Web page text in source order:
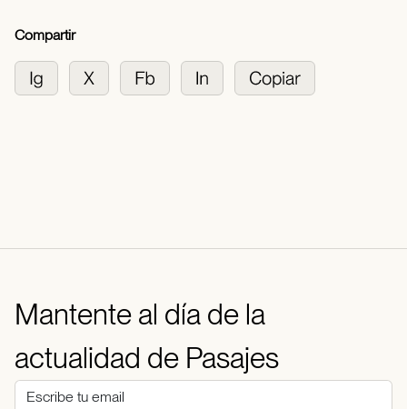
Compartir
Mantente al día de la
actualidad de Pasajes